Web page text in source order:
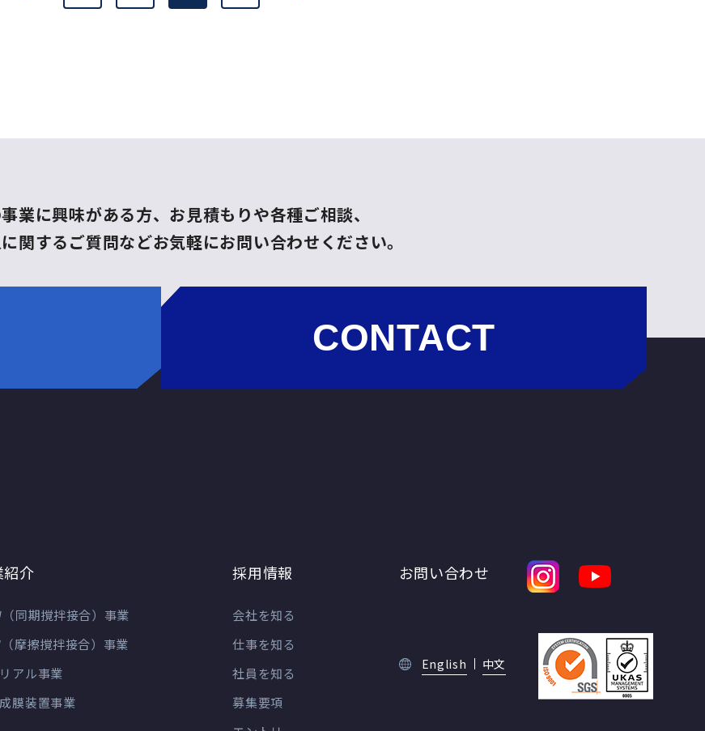
業に興味がある方、 お見積もりや各種ご相談、
関するご質問などお気軽にお問い合わせください。
CONTACT
介
（同期撹拌接合）事業
摩擦撹拌接合）事業
アル事業
膜装置事業
採用情報
会社を知る
仕事を知る
社員を知る
募集要項
お問い合わせ
English 中文